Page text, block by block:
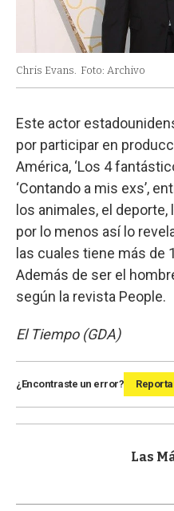
Chris Evans. Foto: Archivo
Este actor
por participar en
América, ‘Los 4
‘Contando a mis exs’,
los animales, el deporte,
por lo menos así lo
las cuales tiene más de
Además de ser el
según la revista People.
El Tiempo (GDA)
¿Encontraste un error?
Las